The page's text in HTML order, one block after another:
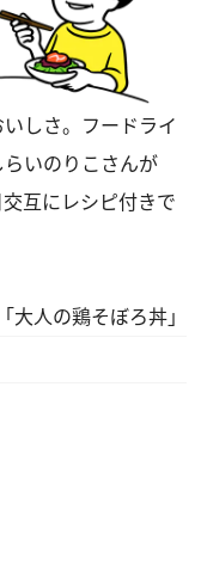
しさ。フードライ
いのりこさんが
互にレシピ付きで
大人の鶏そぼろ丼」